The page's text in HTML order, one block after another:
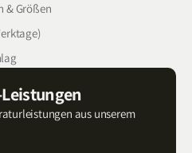
& Größen
aus unserem